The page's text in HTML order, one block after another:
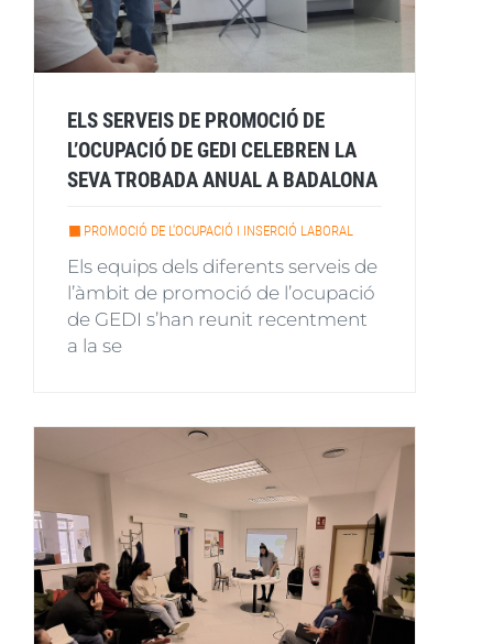
ELS SERVEIS DE PROMOCIÓ DE
L’OCUPACIÓ DE GEDI CELEBREN LA
SEVA TROBADA ANUAL A BADALONA
PROMOCIÓ DE L'OCUPACIÓ I INSERCIÓ LABORAL
Els equips dels diferents serveis de
l’àmbit de promoció de l’ocupació
de GEDI s’han reunit recentment
a la se